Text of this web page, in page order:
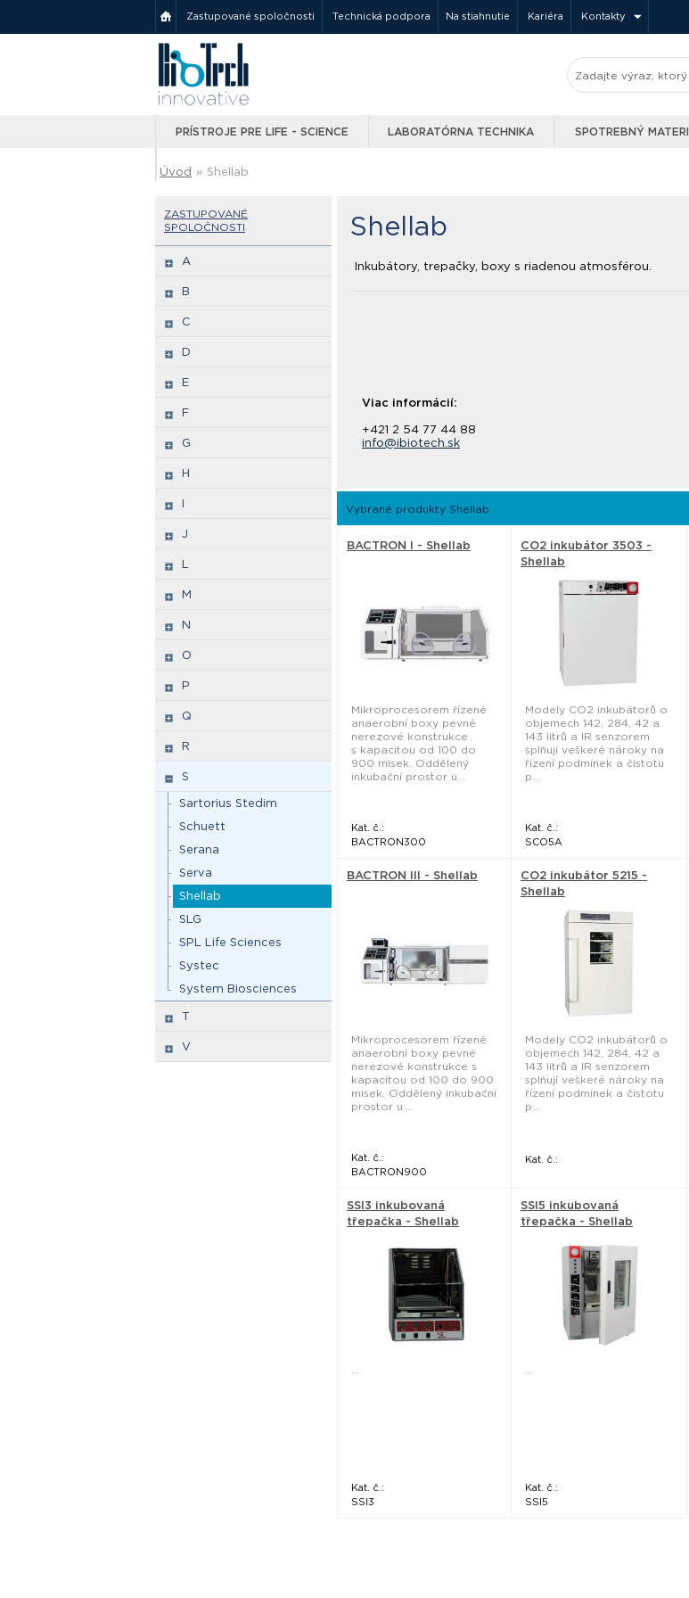
Zastupované spoločnosti Technická podpora Na stiahnutie Kariéra Kontakty
PRÍSTROJE PRE LIFE - SCIENCE LABORATÓRNA TECHNIKA SPOTREBNÝ
Úvod » Shellab
ZASTUPOVANÉ
SPOLOČNOSTI
A
B
C
D
E
F
G
H
I
J
L
M
N
O
P
Q
R
S
Sartorius Stedim
Schuett
Serana
Serva
Shellab
SLG
SPL Life Sciences
Systec
System Biosciences
T
V
Shellab
Inkubátory, trepačky, boxy s riadenou atmosférou.
Viac informácií:
+421 2 54 77 44 88
info@ibiotech.sk
Vybrané produkty Shellab
BACTRON I - Shellab
Mikroprocesorem řízené
anaerobní boxy pevné
nerezové konstrukce
s kapacitou od 100 do
900 misek. Oddělený
inkubační prostor u...
Kat. č.:
BACTRON300
CO2 inkubátor 3503 -
Shellab
Modely CO2 inkubátorů o
objemech 142, 284, 42 a
143 litrů a IR senzorem
splňují veškeré nároky na
řízení podmínek a čistotu
p...
Kat. č.:
SCO5A
BACTRON III - Shellab
Mikroprocesorem řízené
anaerobní boxy pevné
nerezové konstrukce s
kapacitou od 100 do 900
misek. Oddělený inkubační
prostor u...
Kat. č.:
BACTRON900
CO2 inkubátor 5215 -
Shellab
Modely CO2 inkubátorů o
objemech 142, 284, 42 a
143 litrů a IR senzorem
splňují veškeré nároky na
řízení podmínek a čistotu
p...
Kat. č.:
SSI3 inkubovaná
třepačka - Shellab
...
Kat. č.:
SSI3
SSI5 inkubovaná
třepačka - Shellab
...
Kat. č.:
SSI5